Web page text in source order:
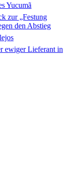
Yucumã
zur „Festung
den Abstieg
ewiger Lieferant in